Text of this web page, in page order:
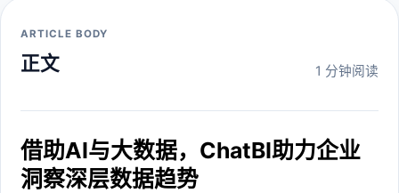
ARTICLE BODY
正文 1 分钟阅读
借助AI与大数据，ChatBI助力企业
洞察深层数据趋势